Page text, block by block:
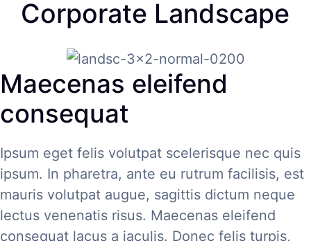
Corporate Landscape
Maecenas eleifend
consequat
Ipsum eget felis volutpat scelerisque nec quis
ipsum. In pharetra, ante eu rutrum facilisis, est
mauris volutpat augue, sagittis dictum neque
lectus venenatis risus. Maecenas eleifend
consequat lacus a iaculis. Donec felis turpis,